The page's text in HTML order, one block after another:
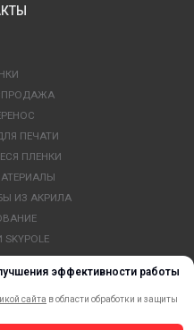
эффективности работы
сайта в области обработки и защиты
ПЕЧАТИ
ПЛЕНКИ
ИЗ АКРИЛА
СИСТЕМЫ
КАРТРИДЖИ
И POSM